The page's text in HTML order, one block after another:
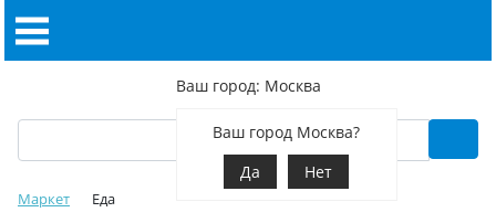
Ваш город: Москва
Ваш город Москва?
Да
Нет
Маркет Еда